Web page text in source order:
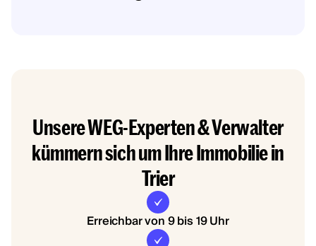
Unsere WEG-Experten & Verwalter
kümmern sich um Ihre Immobilie in
Trier
Erreichbar von 9 bis 19 Uhr